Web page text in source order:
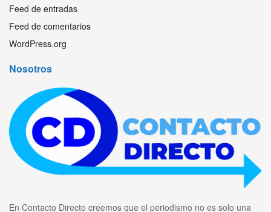
Feed de entradas
Feed de comentarios
WordPress.org
Nosotros
En Contacto Directo creemos que el periodismo no es solo una